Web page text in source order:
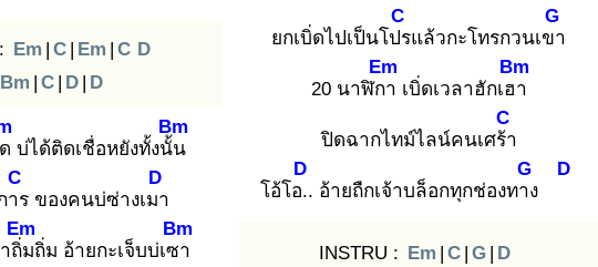
Em | C | Em | C D
Bm | C | D | D
บ่ได้ติดเชื่อหยังทั้งนั้น
Bm
าร
C
ของคนบ่ซ่างเมา
D
ถิ่ม
Em
ถิ่ม อ้ายกะเจ็บบ่เซา
Bm
ยกเบิ่ดไปเป็นโปร
C
แล้วกะโทรกวนเขา
G
20 นาฬิกา
Em
เบิ่ดเวลาฮักเฮา
Bm
ปิดฉากไทม์ไลน์คนเศร้า
C
โอ้โอ..
D
อ้ายถืกเจ้าบล็อกทุกช่องทาง
G D
INSTRU : Em | C | G | D